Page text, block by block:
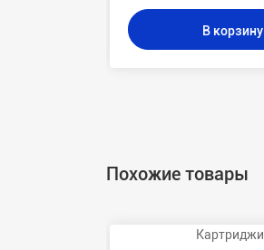
В корзину
Похожие товары
Картриджи |